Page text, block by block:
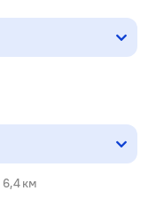
6,4 км